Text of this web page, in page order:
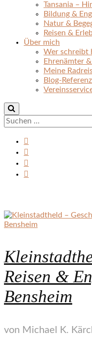
Tansania –
Bildung &
Natur &
Reisen &
Über mich
Wer schreibt
Ehrenämter
Meine
Blog-
Suchen
nach:
Reisen &
Bensheim
von Michael K.